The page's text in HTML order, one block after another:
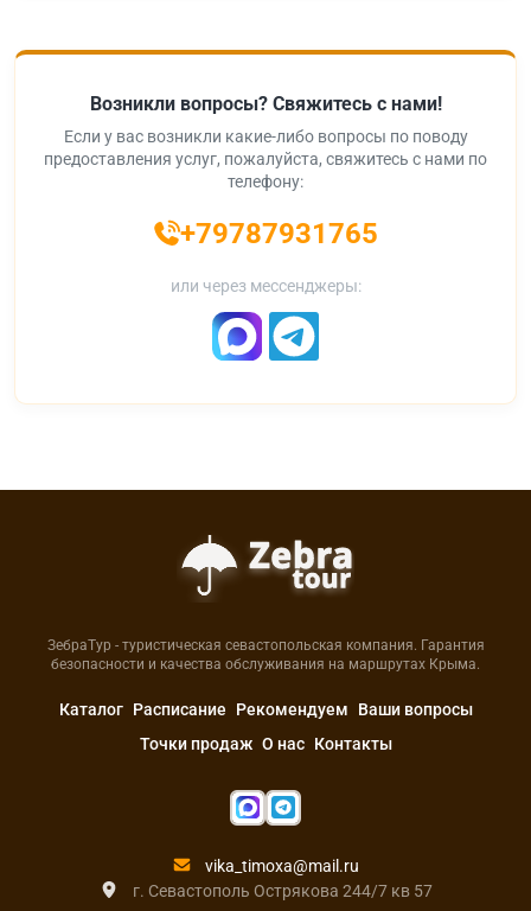
Возникли вопросы? Свяжитесь с нами!
Если у вас возникли какие-либо вопросы по поводу
предоставления услуг, пожалуйста, свяжитесь с нами по
телефону:
+79787931765
или через мессенджеры:
ЗебраТур - туристическая севастопольская компания. Гарантия
безопасности и качества обслуживания на маршрутах Крыма.
Каталог Расписание Рекомендуем
Ваши вопросы
Точки продаж О нас Контакты
vika_timoxa@mail.ru
г. Севастополь Острякова 244/7 кв 57